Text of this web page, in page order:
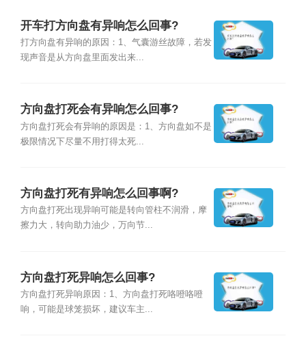
开车打方向盘有异响怎么回事?
打方向盘有异响的原因：1、气囊游丝故障，若发
现声音是从方向盘里面发出来...
方向盘打死会有异响怎么回事?
方向盘打死会有异响的原因是：1、方向盘如不是
极限情况下尽量不用打得太死...
方向盘打死有异响怎么回事啊?
方向盘打死出现异响可能是转向管柱不润滑，摩
擦力大，转向助力油少，万向节...
方向盘打死异响怎么回事?
方向盘打死异响原因：1、方向盘打死咯噔咯噔
响，可能是球笼损坏，建议车主...